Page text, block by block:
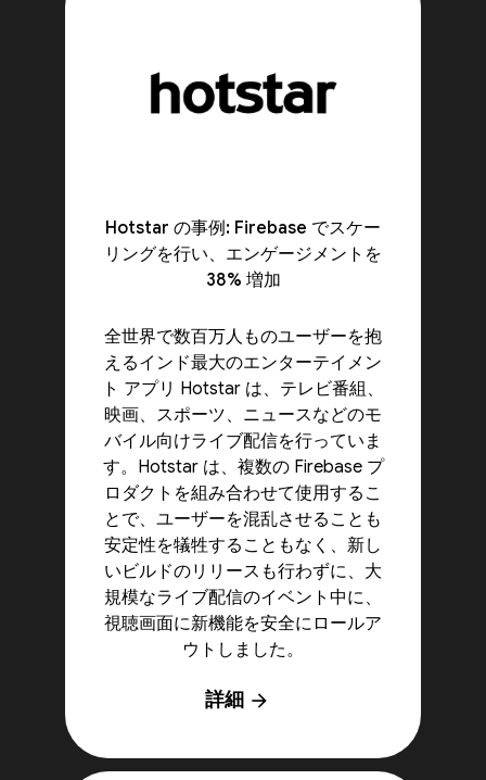
Hotstar の事例: Firebase でスケー
リングを行い、エンゲージメントを
38% 増加
全世界で数百万人ものユーザーを抱
えるインド最大のエンターテイメン
ト アプリ Hotstar は、テレビ番組、
映画、スポーツ、ニュースなどのモ
バイル向けライブ配信を行っていま
す。Hotstar は、複数の Firebase プ
ロダクトを組み合わせて使用するこ
とで、ユーザーを混乱させることも
安定性を犠牲することもなく、新し
いビルドのリリースも行わずに、大
規模なライブ配信のイベント中に、
視聴画面に新機能を安全にロールア
ウトしました。
詳細 arrow_forward